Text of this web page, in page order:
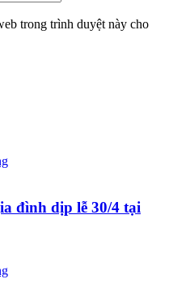
trong trình duyệt này cho
đình dịp lễ 30/4 tại